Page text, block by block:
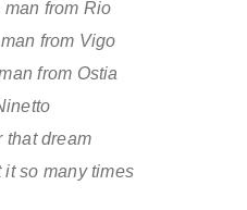
man from Rio
from Vigo
from Ostia
that dream
it so many times